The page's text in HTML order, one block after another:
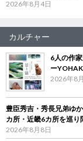
2026年8月4日
カルチャー
6人の作
ー
2026年8
豊臣秀吉・秀長兄弟ゆ
カ所・近畿6カ所を巡り
2026年8月8日